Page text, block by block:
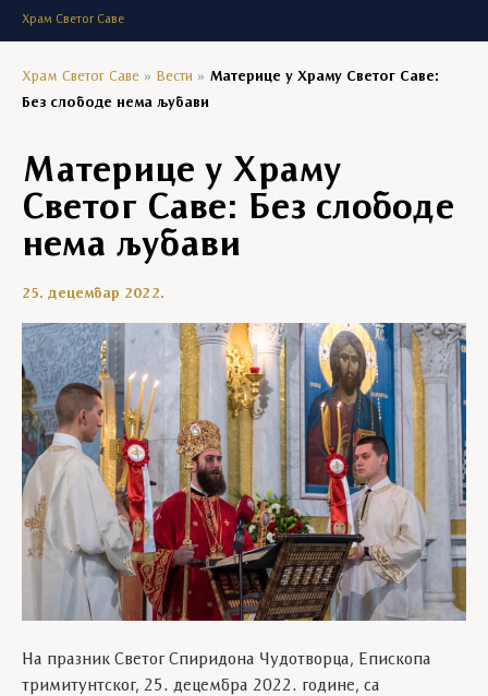
Храм Светог Саве
Храм Светог Саве » Вести » Материце у Храму Светог Саве:
Без слободе нема љубави
Материце у Храму
Светог Саве: Без слободе
нема љубави
25. децембар 2022.
На празник Светог Спиридона Чудотворца, Епископа
тримитунтског, 25. децембра 2022. године, са